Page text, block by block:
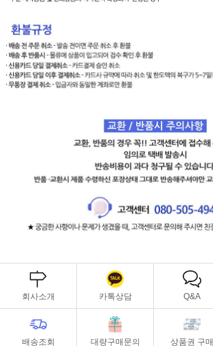
회사소개 카톡상담 Q&A
배송조회 대량구매문의 상품권 구매